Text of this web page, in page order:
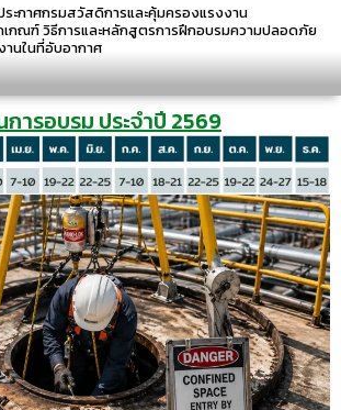
ระกาศกรมสวัสดิการและคุ้มครองแรงงาน
เกณฑ์ วิธีการและหลักสูตรการฝึกอบรมความปลอดภัย
านในที่อับอากาศ
ารอบรม ประจำปี 2569